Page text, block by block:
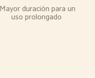
Mayor duración para un
uso prolongado